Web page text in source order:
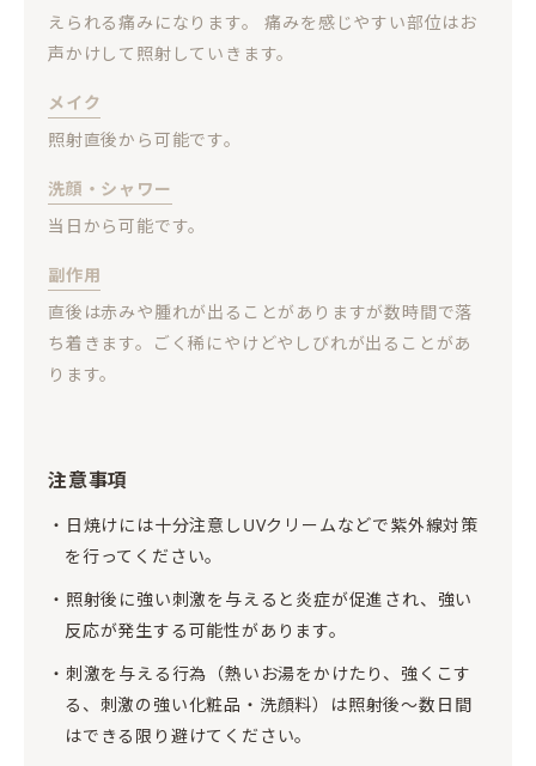
えられる痛みになります。 痛みを感じやすい部位はお
声かけして照射していきます。
メイク
照射直後から可能です。
洗顔・シャワー
当日から可能です。
副作用
直後は赤みや腫れが出ることがありますが数時間で落
ち着きます。ごく稀にやけどやしびれが出ることがあ
ります。
注意事項
日焼けには十分注意しUVクリームなどで紫外線対策
を行ってください。
照射後に強い刺激を与えると炎症が促進され、強い
反応が発生する可能性があります。
刺激を与える行為（熱いお湯をかけたり、強くこす
る、刺激の強い化粧品・洗顔料）は照射後～数日間
はできる限り避けてください。